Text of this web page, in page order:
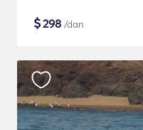
$298 /dan